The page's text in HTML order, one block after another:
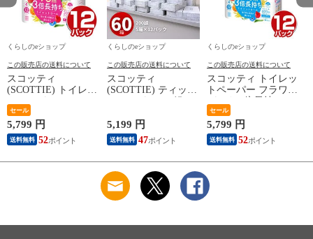
くらしのeショップ
この販売店の送料について
スコッティ
(SCOTTIE) トイレッ
トペーパー フラワー
パック 3倍長持ち 4
ロール(ダブル) 4ロー
ル×12(48ロール) 3倍
ロール 3倍巻 トイレ
セール
5,799 円
送料無料 52
くらしのeショップ
この販売店の送料について
スコッティ
(SCOTTIE) ティッシ
ュペーパー 200組 5
ティシュペーパー ま
とめ買い ケース販売
ボックスティッシュ
シア 【送料無料】
5,199 円
送料無料 47
くらしのeショップ
この販売店の送料について
スコッティ トイレッ
トペーパー フラワー
パック 3倍長持ち 4
ロール (シングル) 4
ロール×12パック(48
ロール) トイレット
ロール トイレ紙 ト
とめ買い ケース販売
日本製紙クレシア
セール
5,799 円
送料無料 52